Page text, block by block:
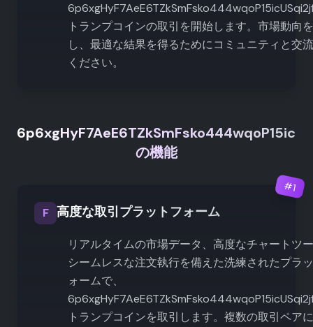
トランプコインの取引を開始します。市場動向
し、最適な結果を得るためにコミュニティと交
ください。
の機能
#1
F 高度な取引プラットフォーム
リアルタイムの市場データ、高度なチャートツ
シームレスな注文執行を備えた洗練されたプラ
ォームで、
トランプコインを取引します。複数の取引ペア